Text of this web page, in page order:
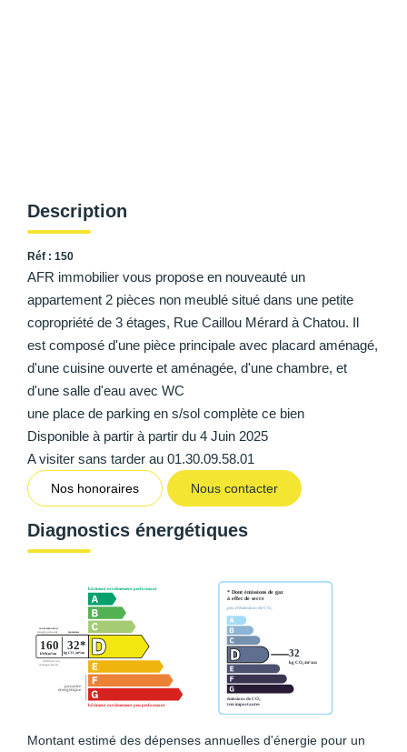
Description
Réf : 150
AFR immobilier vous propose en nouveauté un
appartement 2 pièces non meublé situé dans une petite
copropriété de 3 étages, Rue Caillou Mérard à Chatou. Il
est composé d'une pièce principale avec placard aménagé,
d'une cuisine ouverte et aménagée, d'une chambre, et
d'une salle d'eau avec WC
une place de parking en s/sol complète ce bien
Disponible à partir à partir du 4 Juin 2025
A visiter sans tarder au 01.30.09.58.01
Nos honoraires Nous contacter
Diagnostics énergétiques
Montant estimé des dépenses annuelles d'énergie pour un